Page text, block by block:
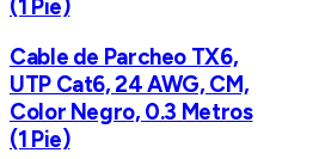
(1 Pie)
Cable de Parcheo TX6,
UTP Cat6, 24 AWG, CM,
Color Negro, 0.3 Metros
(1 Pie)